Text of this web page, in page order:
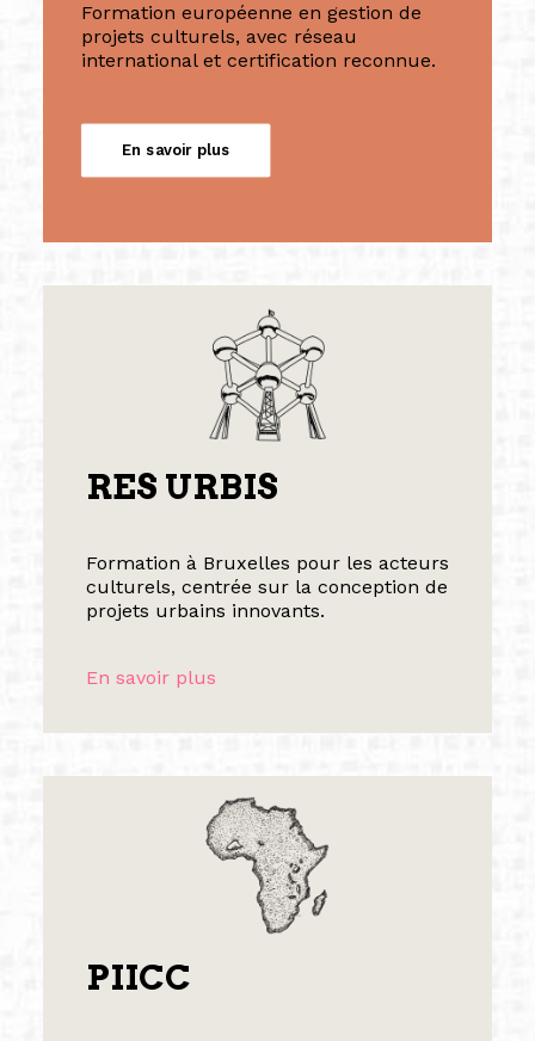
Formation européenne en gestion de
projets culturels, avec réseau
international et certification reconnue.
En savoir plus
RES URBIS
Formation à Bruxelles pour les acteurs
culturels, centrée sur la conception de
projets urbains innovants.
En savoir plus
PIICC